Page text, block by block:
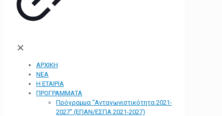
✕
ΑΡΧΙΚΗ
ΝΕΑ
Η ΕΤΑΙΡΙΑ
ΠΡΟΓΡΑΜΜΑΤΑ
Πρόγραμμα “Ανταγωνιστικότητα 2021-
2027” (ΕΠΑΝ/ΕΣΠΑ 2021-2027)